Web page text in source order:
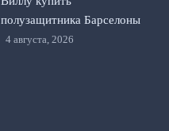
полузащитника Барселоны
4 августа, 2026